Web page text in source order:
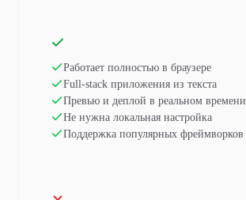
Работает полностью в браузере
Full-stack приложения из текста
Превью и деплой в реальном времени
Не нужна локальная настройка
Поддержка популярных фреймворков